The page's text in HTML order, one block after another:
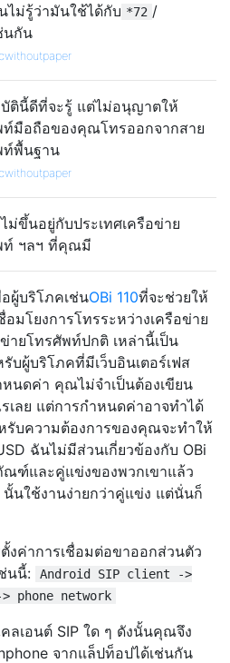
ไม่รู้ว่ามันใช้ได้กับ *72 /
นกัน
ตินี้ดีที่จะรู้ แต่ไม่อนุญาตให้
มือถือของคุณโทรออกจากสาย
ท์พื้นฐาน
ม่ขึ้นอยู่กับประเทศเครือข่าย
ท์ ฯลฯ ที่คุณมี
ผู้บริโภคเช่นOBi 110ที่จะช่วยให้
มโยงการโทรระหว่างเครือข่าย
ายโทรศัพท์ปกติ เหล่านี้เป็น
ผู้บริโภคที่มีเว็บอินเตอร์เฟส
นดค่า คุณไม่จำเป็นต้องเขียน
เลย แต่การกำหนดค่าอาจทำได้
รับความต้องการของคุณจะทำให้
ฉันไม่มีส่วนเกี่ยวข้องกับ OBi
ณฑ์และคู่แข่งของพวกเขาแล้ว
นใช้งานง่ายกว่าคู่แข่ง แต่นั่นก็
งค่าการเชื่อมต่อขาออกส่วนตัว
นนี้:
Android SIP client ->
phone network
ลเอนต์ SIP ใด ๆ ดังนั้นคุณจึง
จากแล็ปท็อปได้เช่นกัน